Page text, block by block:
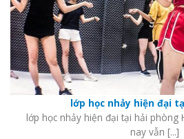
lớp học nhảy hiện đại
lớp học nhảy hiện đại tại hải phòng
nay vẫn [...]